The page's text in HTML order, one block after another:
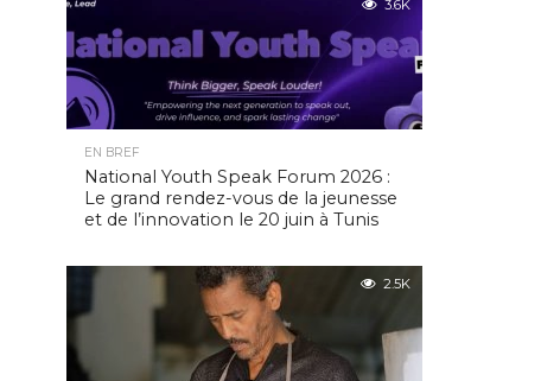
3.6K
EN BREF
National Youth Speak Forum 2026 :
Le grand rendez-vous de la jeunesse
et de l’innovation le 20 juin à Tunis
2.5K